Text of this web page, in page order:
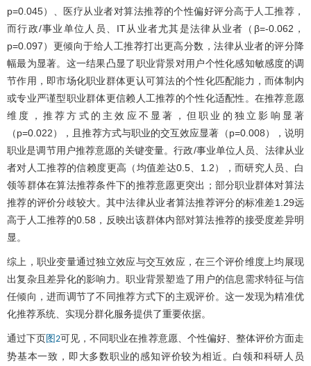
p=0.045）、医疗从业者对算法推荐的个性偏好评分高于人工推荐，
而行政/事业单位人员、IT从业者尤其是法律从业者（β=-0.062，
p=0.097）更倾向于给人工推荐打出更高分数，法律从业者的评分降
幅最为显著。这一结果凸显了职业背景对用户个性化感知敏感度的调
节作用，即市场化职业群体更认可算法的个性化匹配能力，而体制内
或专业严谨型职业群体更信赖人工推荐的个性化适配性。在推荐意愿
维度，推荐方式的主效应不显著，但职业的独立影响显著
（p=0.022），且推荐方式与职业的交互效应显著（p=0.008），说明
职业是调节用户推荐意愿的关键变量。行政/事业单位人员、法律从业
者对人工推荐的信赖度更高（均值差达0.5、1.2），而研究人员、白
领等群体在算法推荐条件下的推荐意愿更突出；部分职业群体对算法
推荐的评价分歧较大。其中法律从业者算法推荐评分的标准差1.29远
高于人工推荐的0.58，反映出该群体内部对算法推荐的接受度差异明
显。
综上，职业变量通过独立效应与交互效应，在三个评价维度上均展现
出复杂且差异化的影响力。职业背景塑造了用户的信息需求特征与信
任倾向，进而调节了不同推荐方式下的主观评价。这一发现为精准优
化推荐系统、实现分群化服务提供了重要依据。
通过下页图2可见，不同职业在推荐意愿、个性偏好、整体评价方面走
势基本一致，即大多数职业的感知评价较为相近。白领和科研人员